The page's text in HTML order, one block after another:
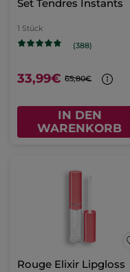
Set Tendres Instants
1 Stück
(388)
33,99€ 65,80€
IN DEN
WARENKORB
Rouge Elixir Lipgloss